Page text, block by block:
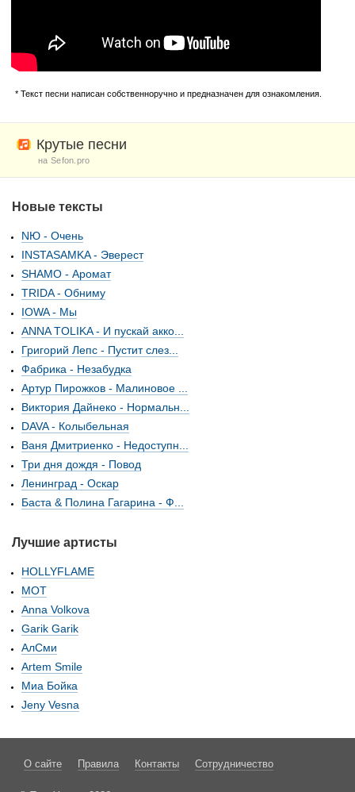
* Текст песни написан собственноручно и предназначен для ознакомления.
Крутые песни
на Sefon.pro
Новые тексты
NЮ - Очень
INSTASAMKA - Эверест
SHAMO - Аромат
TRIDA - Обниму
IOWA - Мы
ANNA TOLIKA - И пускай акко...
Григорий Лепс - Пустит слез...
Фабрика - Незабудка
Артур Пирожков - Малиновое ...
Виктория Дайнеко - Нормальн...
DAVA - Колыбельная
Ваня Дмитриенко - Недоступн...
Три дня дождя - Повод
Ленинград - Оскар
Баста & Полина Гагарина - Ф...
Лучшие артисты
HOLLYFLAME
МОТ
Anna Volkova
Garik Garik
АлСми
Artem Smile
Миа Бойка
Jeny Vesna
О сайте Правила Контакты Сотрудничество